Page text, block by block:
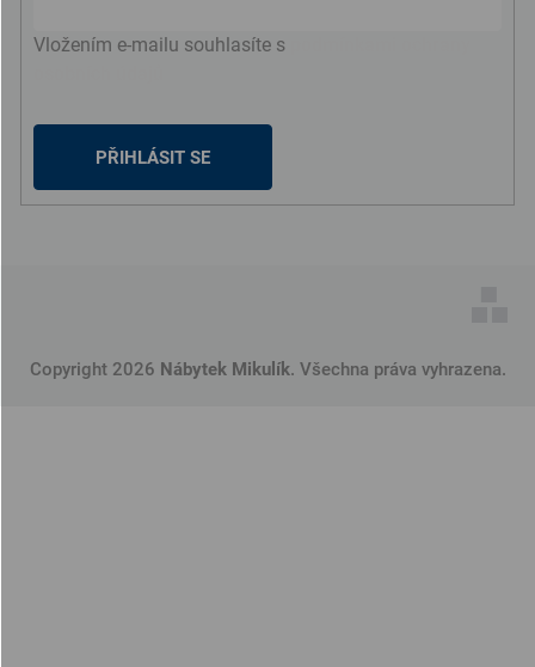
Vložením e-mailu souhlasíte s
PŘIHLÁSIT SE
Copyright 2026 Nábytek Mikulík. Všechna práva vyhrazena.